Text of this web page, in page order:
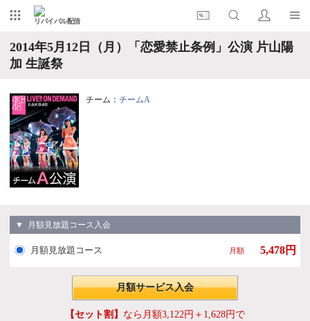
リバイバル配信
2014年5月12日（月）「恋愛禁止条例」公演 片山陽
加 生誕祭
チーム： チームA
▼ 月額見放題コース入会
月額見放題コース 月額 5,478円
月額サービス入会
【セット割】 なら月額3,122円＋1,628円で